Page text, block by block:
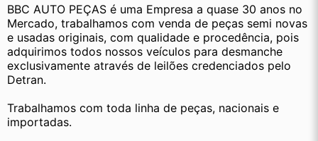
BBC AUTO PEÇAS é uma Empresa a quase 30 anos no
Mercado, trabalhamos com venda de peças semi novas
e usadas originais, com qualidade e procedência, pois
adquirimos todos nossos veículos para desmanche
exclusivamente através de leilões credenciados pelo
Detran.
Trabalhamos com toda linha de peças, nacionais e
importadas.